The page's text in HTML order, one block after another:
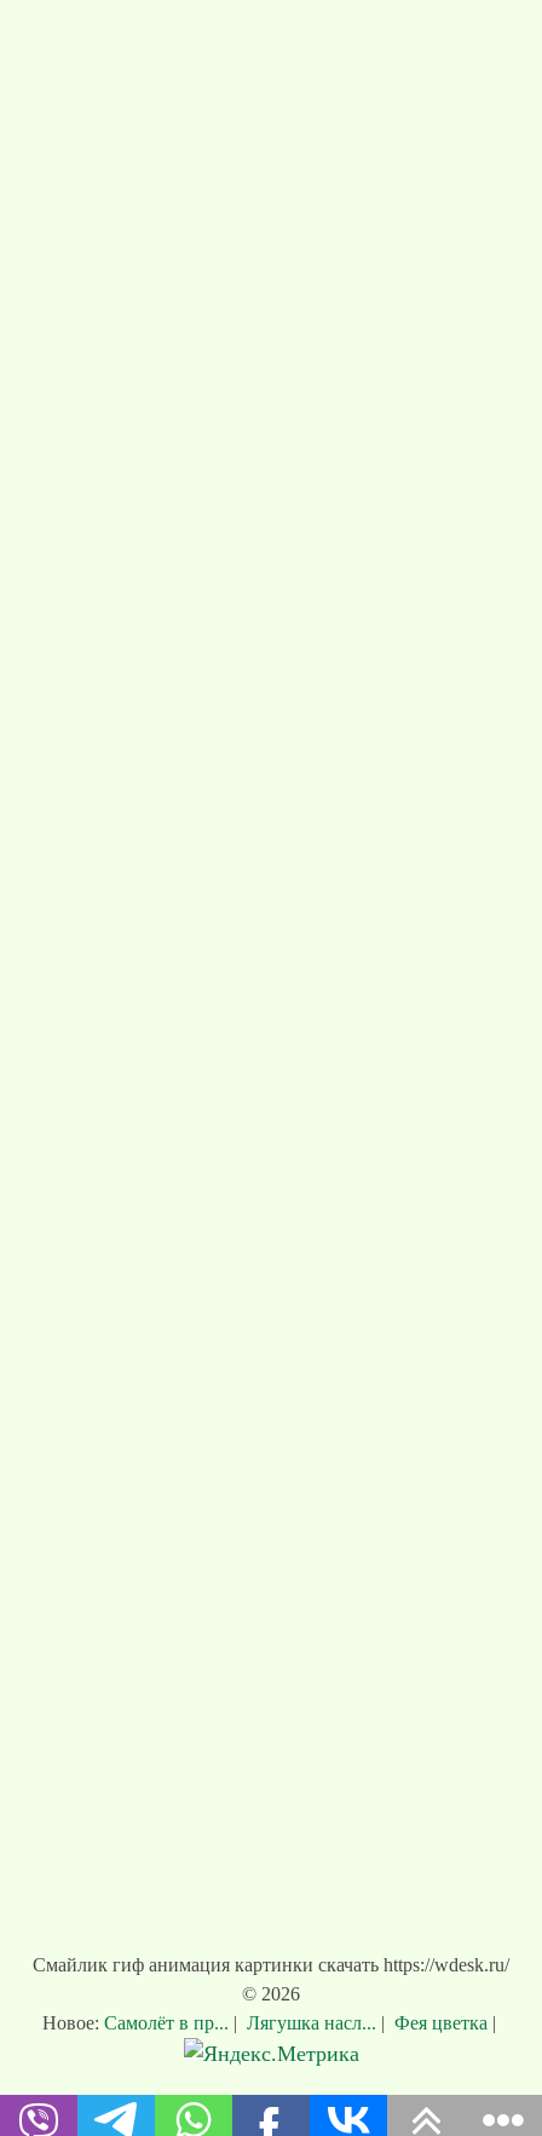
Смайлик гиф анимация картинки скачать https://wdesk.ru/
© 2026
Новое: Самолёт в пр... | Лягушка насл... | Фея цветка |